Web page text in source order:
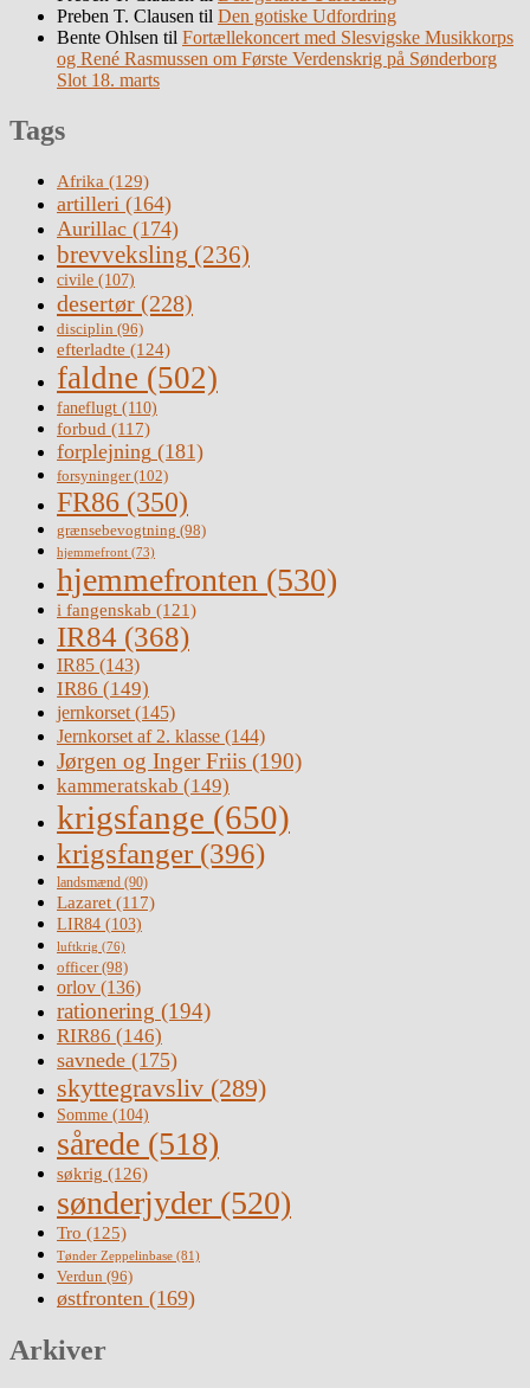
Preben T. Clausen til Den gotiske Udfordring
Bente Ohlsen til Fortællekoncert med Slesvigske Musikkorps
og René Rasmussen om Første Verdenskrig på Sønderborg
Slot 18. marts
Tags
Afrika (129)
artilleri (164)
Aurillac (174)
brevveksling (236)
civile (107)
desertør (228)
disciplin (96)
efterladte (124)
faldne (502)
faneflugt (110)
forbud (117)
forplejning (181)
forsyninger(102)
FR86 (350)
grænsebevogtning (98)
hjemmefront (73)
hjemmefronten (530)
i fangenskab (121)
IR84 (368)
IR85 (143)
IR86 (149)
jernkorset(145)
Jernkorset af 2. klasse (144)
Jørgen og Inger Friis (190)
kammeratskab (149)
krigsfange (650)
krigsfanger (396)
landsmænd (90)
Lazaret (117)
LIR84 (103)
luftkrig (76)
officer(98)
orlov (136)
rationering (194)
RIR86 (146)
savnede (175)
skyttegravsliv (289)
Somme (104)
sårede (518)
søkrig (126)
sønderjyder (520)
Tro (125)
Tønder Zeppelinbase (81)
Verdun (96)
østfronten (169)
Arkiver